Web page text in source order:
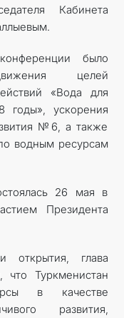
Кабинета
было
целей
«Вода для
годы», ускорения
№6, а также
водным ресурсам
26 мая в
Президента
открытия, глава
что Туркменистан
в качестве
развития,